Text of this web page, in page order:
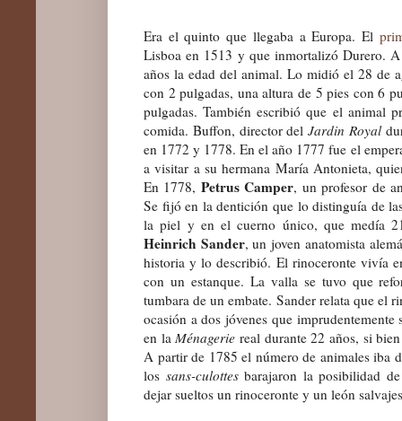
Era el quinto que llegaba a Europa. El
Lisboa en 1513 y que inmortalizó Durero.
años la edad del animal. Lo midió el 28 de
con 2 pulgadas, una altura de 5 pies con 6
pulgadas. También escribió que el animal
comida. Buffon, director delJardin Royal
en 1772 y 1778.En el año 1777 fue el
a visitar a su hermana María Antonieta,
En 1778, Petrus Camper, un profesor de
Se fijó en la dentición que lo distinguía de
la piel y en el cuerno único, que medía
Heinrich Sander, un joven anatomista
historia y lo describió. El rinoceronte vivía
con un estanque. La valla se tuvo que
tumbara de un embate. Sander relata que el
ocasión a dos jóvenes que
en la Ménagerie real durante 22 años, si
A partir de 1785 el número de animales iba
los sans-culottesbarajaron la posibilidad
dejar sueltos un rinoceronte y un león